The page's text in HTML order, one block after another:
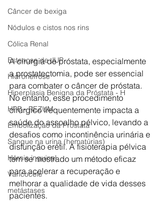
Câncer de bexiga
Nódulos e cistos nos rins
Cólica Renal
Estenose de JUP
Hidronefrose
Hiperplasia Benigna da Próstata - H
HPB - REZUM
Embolização da Próstata
Sangue na urina (hematúrias)
Hérnia inguinal
Varicocele
metástases
A cirurgia de próstata, especialmente
a prostatectomia, pode ser essencial
para combater o câncer de próstata.
No entanto, esse procedimento
cirúrgico frequentemente impacta a
saúde do assoalho pélvico, levando a
desafios como incontinência urinária e
disfunção erétil. A fisioterapia pélvica
tem se mostrado um método eficaz
para acelerar a recuperação e
melhorar a qualidade de vida desses
pacientes.